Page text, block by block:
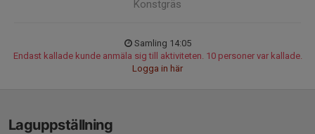
Konstgräs
Samling 14:05
Endast kallade kunde anmäla sig till aktiviteten. 10 personer var kallade.
Logga in här
Laguppställning